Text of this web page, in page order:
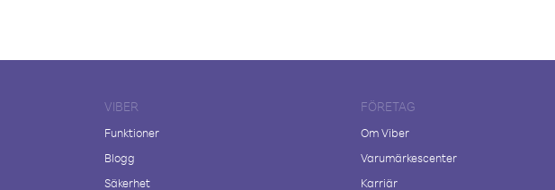
VIBER
Funktioner
Blogg
Säkerhet
FÖRETAG
Om Viber
Varumärkescenter
Karriär